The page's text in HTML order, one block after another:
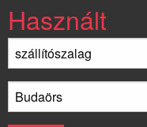
Használt